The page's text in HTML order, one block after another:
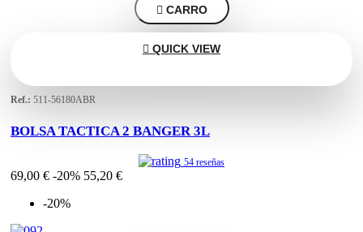
 CARRO
 QUICK VIEW
Ref.: 511-56180ABR
BOLSA TACTICA 2 BANGER 3L
54 reseñas
69,00 € -20% 55,20 €
-20%